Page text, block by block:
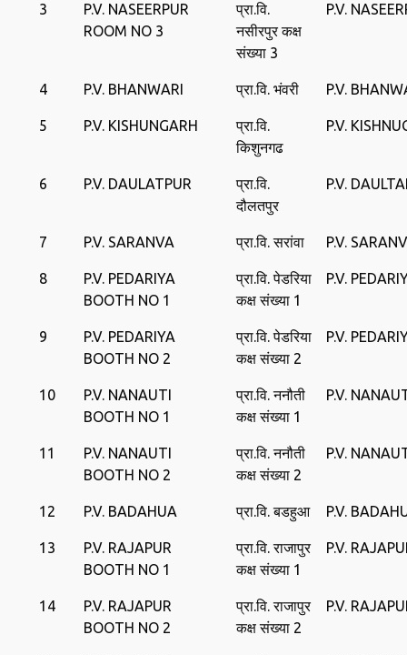
3
P.V. NASEERPUR
ROOM NO 3
प्रा.वि.
नसीरपुर कक्ष
संख्या 3
P.V.
4 P.V. BHANWARI प्रा.वि. भंवरी P.V.
5 P.V. KISHUNGARH
प्रा.वि.
किशुनगढ
P.V.
6 P.V. DAULATPUR
प्रा.वि.
दौलतपुर
P.V.
7 P.V. SARANVA प्रा.वि. सरांवा P.V.
8
P.V. PEDARIYA
BOOTH NO 1
प्रा.वि. पेडरिया
कक्ष संख्या 1
P.V.
9
P.V. PEDARIYA
BOOTH NO 2
प्रा.वि. पेडरिया
कक्ष संख्या 2
P.V.
10
P.V. NANAUTI
BOOTH NO 1
प्रा.वि. ननौती
कक्ष संख्या 1
P.V.
11
P.V. NANAUTI
BOOTH NO 2
प्रा.वि. ननौती
कक्ष संख्या 2
P.V.
12 P.V. BADAHUA प्रा.वि. बडहुआ P.V.
13
P.V. RAJAPUR
BOOTH NO 1
प्रा.वि. राजापुर
कक्ष संख्या 1
P.V.
14
P.V. RAJAPUR
BOOTH NO 2
प्रा.वि. राजापुर
कक्ष संख्या 2
P.V.